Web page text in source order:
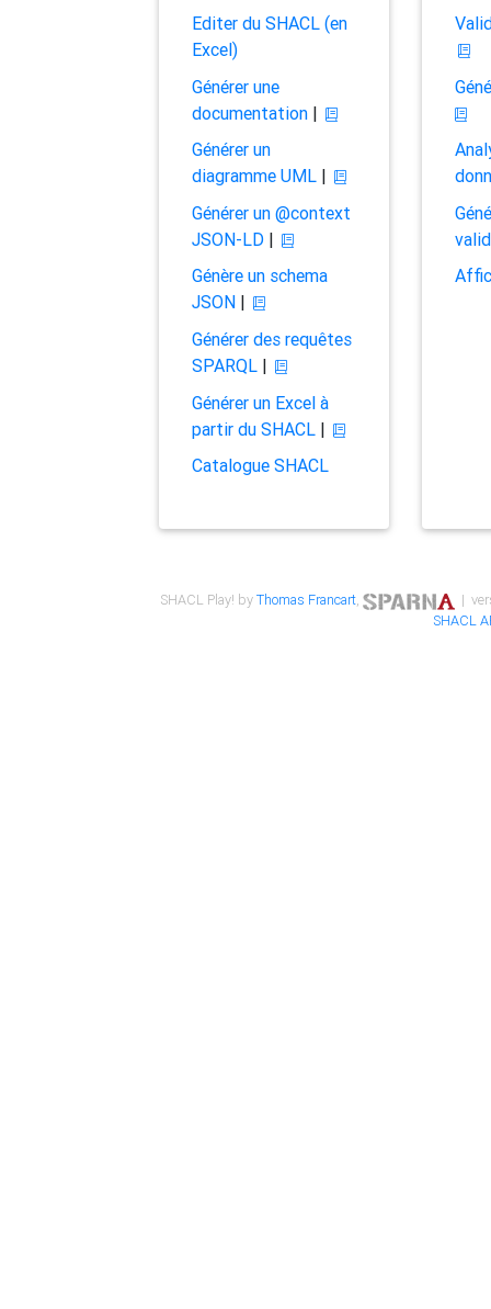
Editer du SHACL (en
Excel)
Générer une
documentation|
Générer un
diagramme UML|
Générer un @context
JSON-LD|
Génère un schema
JSON|
Générer des requêtes
SPARQL|
Générer un Excel à
partir du SHACL|
Catalogue SHACL
SHACL Play! byThomas Francart,
|
SHACL